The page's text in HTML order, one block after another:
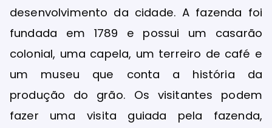
desenvolvimento da cidade. A fazenda foi
fundada em 1789 e possui um casarão
colonial, uma capela, um terreiro de café e
um museu que conta a história da
produção do grão. Os visitantes podem
fazer uma visita guiada pela fazenda,